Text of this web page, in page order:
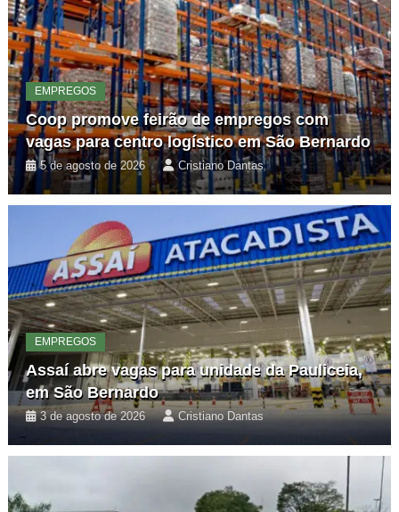
EMPREGOS
Coop promove feirão de empregos com
vagas para centro logístico em São Bernardo
5 de agosto de 2026 Cristiano Dantas
EMPREGOS
Assaí abre vagas para unidade da Pauliceia,
em São Bernardo
3 de agosto de 2026 Cristiano Dantas